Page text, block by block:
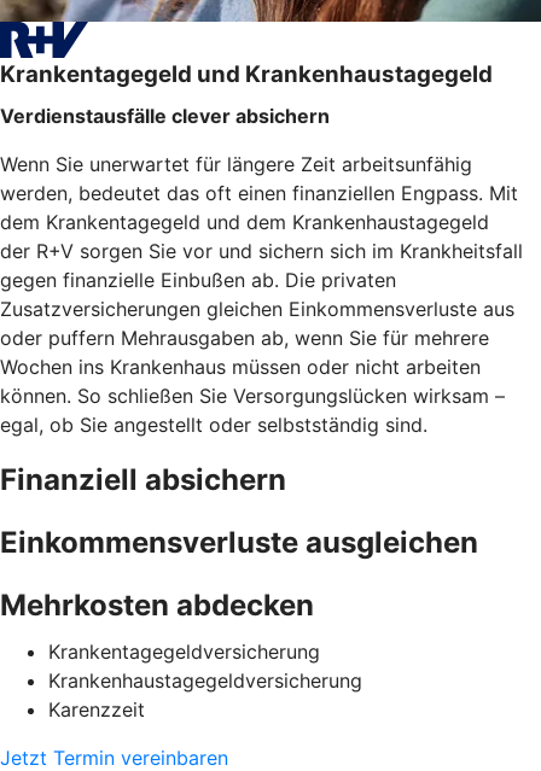
Krankentagegeld und Krankenhaustagegeld
Verdienstausfälle clever absichern
Wenn Sie unerwartet für längere Zeit arbeitsunfähig
werden, bedeutet das oft einen finanziellen Engpass. Mit
dem Krankentagegeld und dem Krankenhaustagegeld
der R+V sorgen Sie vor und sichern sich im Krankheitsfall
gegen finanzielle Einbußen ab. Die privaten
Zusatzversicherungen gleichen Einkommensverluste aus
oder puffern Mehrausgaben ab, wenn Sie für mehrere
Wochen ins Krankenhaus müssen oder nicht arbeiten
können. So schließen Sie Versorgungslücken wirksam –
egal, ob Sie angestellt oder selbstständig sind.
Finanziell absichern
Einkommensverluste ausgleichen
Mehrkosten abdecken
Krankentagegeldversicherung
Krankenhaustagegeldversicherung
Karenzzeit
Jetzt Termin vereinbaren